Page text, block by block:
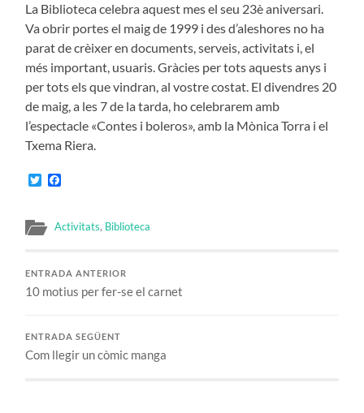
La Biblioteca celebra aquest mes el seu 23è aniversari.
Va obrir portes el maig de 1999 i des d’aleshores no ha
parat de crèixer en documents, serveis, activitats i, el
més important, usuaris. Gràcies per tots aquests anys i
per tots els que vindran, al vostre costat. El divendres 20
de maig, a les 7 de la tarda, ho celebrarem amb
l’espectacle «Contes i boleros», amb la Mònica Torra i el
Txema Riera.
Twitter
Activitats, Biblioteca
ENTRADA ANTERIOR
10 motius per fer-se el carnet
ENTRADA SEGÜENT
Com llegir un còmic manga